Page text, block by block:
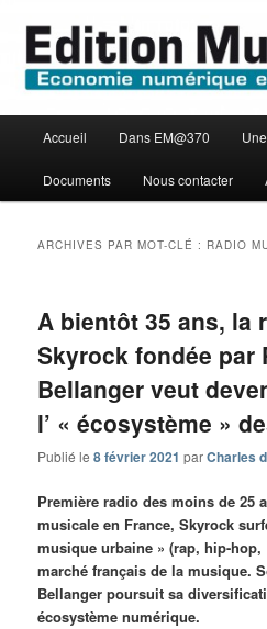
contenu
principal
contenu
secondaire
Edition
principal
Accueil Dans EM@370
Documents Nous contacter
ARCHIVES PAR MOT-CLÉ : RADIO
A bientôt 35 ans, la
Skyrock fondée par
Bellanger veut
l’ « écosystème »
Publié le8 février 2021 parCharles
Première radio des moins de 25
musicale en France, Skyrock
musique urbaine » (rap, hip-
marché français de la musique.
Bellanger poursuit sa
écosystème numérique.